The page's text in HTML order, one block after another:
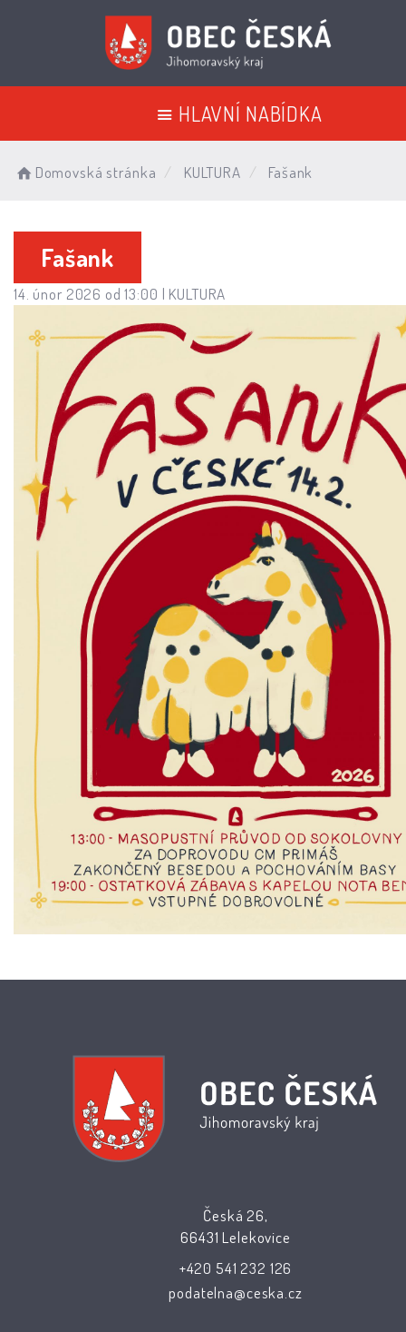
HLAVNÍ NABÍDKA
Domovská stránka KULTURA Fašank
Fašank
14. únor 2026 od 13:00 | KULTURA
Česká 26,
66431 Lelekovice
+420 541 232 126
podatelna@ceska.cz